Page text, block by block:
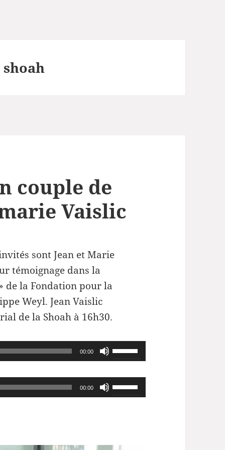
couple de
Vaislic
sont Jean et Marie
témoignage dans la
de la Fondation pour la
Weyl. Jean Vaislic
de la Shoah à 16h30.
00:00
Utilisez
les
flèches
haut/bas
00:00
Utilisez
les
pour